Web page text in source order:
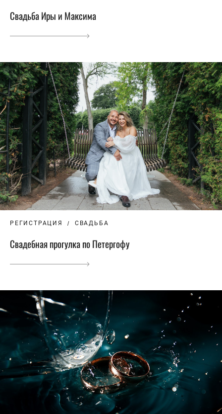
Свадьба Иры и Максима
РЕГИСТРАЦИЯ СВАДЬБА
Свадебная прогулка по Петергофу